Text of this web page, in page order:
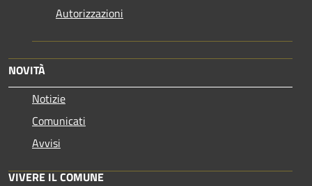
Autorizzazioni
NOVITÀ
Notizie
Comunicati
Avvisi
VIVERE IL COMUNE